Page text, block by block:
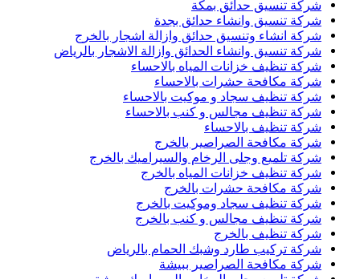
شركة تنسيق حدائق بمكة
شركة تنسيق وانشاء حدائق بجدة
شركة انشاء وتنسيق حدائق وازالة اشجار بالخرج
شركة تنسيق وانشاء الحدائق وازالة الاشجار بالرياض
شركة تنظيف خزانات المياه بالاحساء
شركة مكافحة حشرات بالاحساء
شركة تنظيف سجاد و موكيت بالاحساء
شركة تنظيف مجالس و كنب بالاحساء
شركة تنظيف بالاحساء
شركة مكافحة الصراصير بالخرج
شركة تلميع وجلى الرخام والسيراميك بالخرج
شركة تنظيف خزانات المياه بالخرج
شركة مكافحة حشرات بالخرج
شركة تنظيف سجاد وموكيت بالخرج
شركة تنظيف مجالس و كنب بالخرج
شركة تنظيف بالخرج
شركة تركيب طارد وشبك الحمام بالرياض
شركة مكافحة الصراصير ببيشة